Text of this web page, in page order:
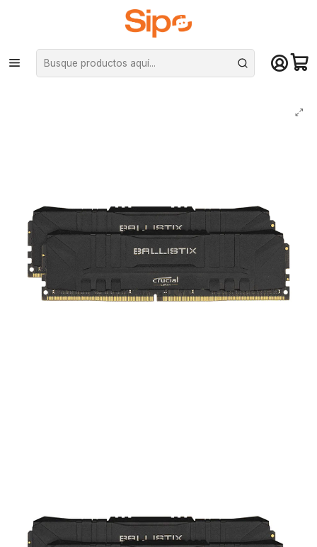
¡Compra hasta mediodía y recibe hoy! De lunes a sábado en el gran
Santiago. Envío gratis desde $29.990
Inicio Componentes PC Ram DDR4 Pc Escritorio
Kit Memoria Ram Crucial Ballistix 16GB (2x 8GB, DDR4, 3200MHz) - Negro